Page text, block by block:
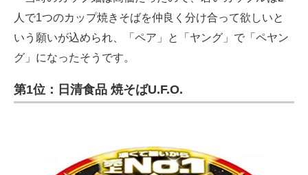
人で1つのカップ焼きそばを仲良く分け合って欲しいと
いう願いが込められ、「ペア」と「ヤング」で「ペヤン
グ」になったそうです。
第1位：日清食品 焼そばU.F.O.